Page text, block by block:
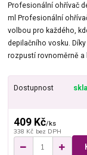
Profesionální ohřívač
ml Profesionální
volbou pro každého,
depilačního vosku.
rozpustí rovnoměrně a
Dostupnost
409 Kč/ks
338 Kč bez DPH